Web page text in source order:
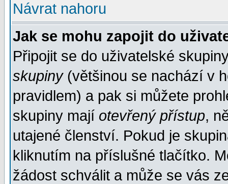
Návrat nahoru
Jak se mohu zapojit do
Připojit se do uživatelské
skupiny(většinou se nachází v
pravidlem) a pak si můžete
skupiny mají otevřený přístup,
utajené členství. Pokud je
kliknutím na příslušné tlačítko.
žádost schválit a může se vás